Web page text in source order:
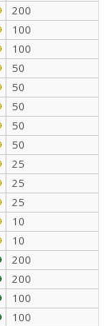
200
100
100
50
50
50
50
50
25
25
25
10
10
200
200
100
100